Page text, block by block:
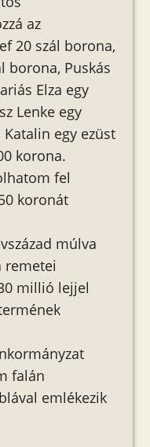
az
20 szál borona,
borona, Puskás
Elza egy
Lenke egy
egy ezüst
korona.
fel
koronát
múlva
remetei
millió lejjel
falán
emlékezik